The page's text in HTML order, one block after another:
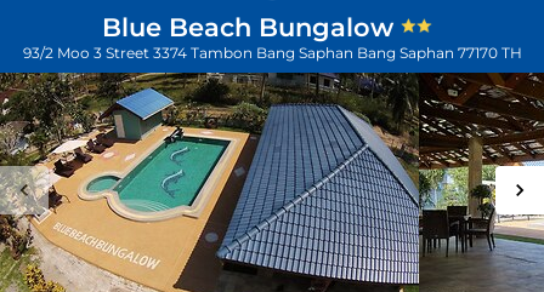
Blue Beach Bungalow
93/2 Moo 3 Street 3374 Tambon Bang Saphan Bang Saphan 77170 TH